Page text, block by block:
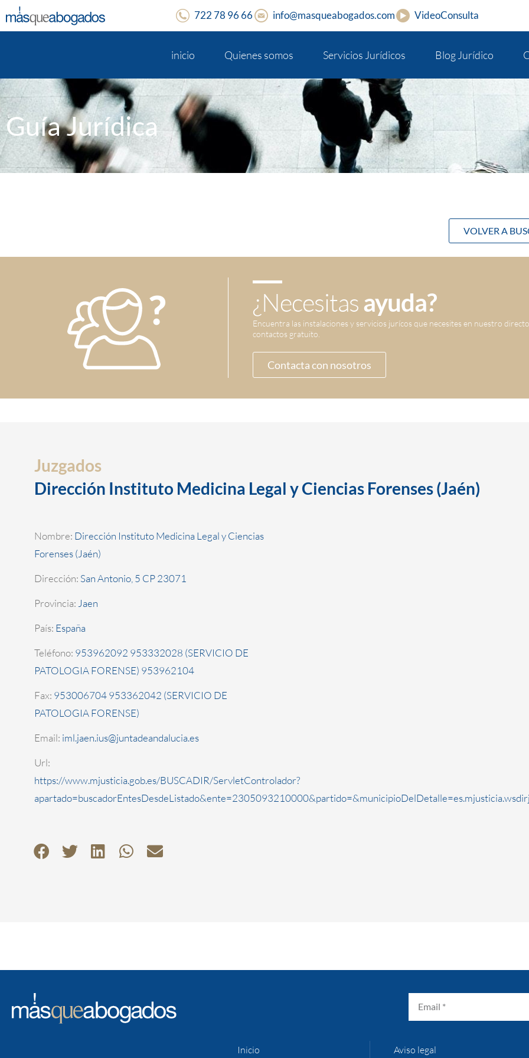
722 78 96 66 info@masqueabogados.com VideoConsulta
inicio Quienes somos Servicios Jurídicos Blog Jurídico
Guía Jurídica
VOLVER A
¿Necesitasayuda?
Encuentra las instalaciones y servicios jurícos que necesites en nuestro
contactos gratuito.
Contacta con nosotros
Juzgados
Dirección Instituto Medicina Legal y Ciencias Forenses (Jaén)
Nombre: Dirección Instituto Medicina Legal y Ciencias
Forenses (Jaén)
Dirección: San Antonio, 5 CP 23071
Provincia:Jaen
País: España
Teléfono: 953962092 953332028 (SERVICIO DE
PATOLOGIA FORENSE) 953962104
Fax: 953006704 953362042 (SERVICIO DE
PATOLOGIA FORENSE)
Email: iml.jaen.ius@juntadeandalucia.es
Url:
https://www.mjusticia.gob.es/BUSCADIR/ServletControlador?
Inicio Aviso legal